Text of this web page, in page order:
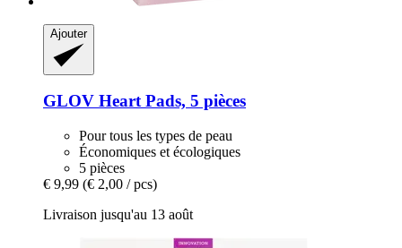
Ajouter
GLOV Heart Pads, 5 pièces
Pour tous les types de peau
Économiques et écologiques
5 pièces
€ 9,99 (€ 2,00 / pcs)
Livraison jusqu'au 13 août